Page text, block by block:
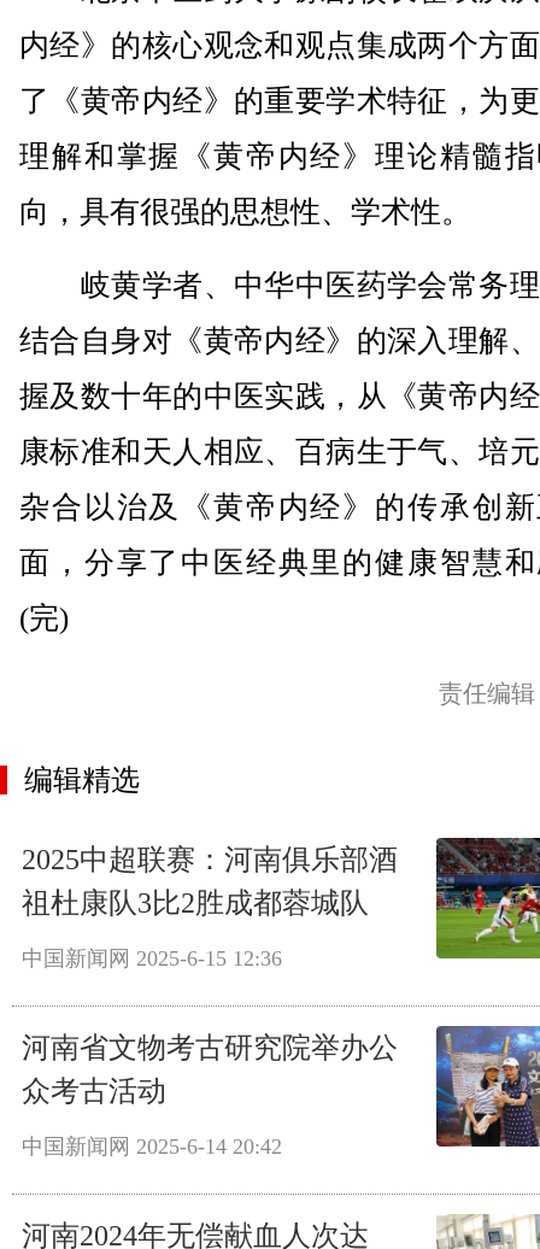
内经》的核心观念和观点集成两个方
了《黄帝内经》的重要学术特征，为
理解和掌握《黄帝内经》理论精髓
向，具有很强的思想性、学术性。
岐黄学者、中华中医药学会常务
结合自身对《黄帝内经》的深入理解
握及数十年的中医实践，从《黄帝内
康标准和天人相应、百病生于气、培
杂合以治及《黄帝内经》的传承创
面，分享了中医经典里的健康智慧
(完)
责任编
编辑精选
2025中超联赛：河南俱乐部酒
祖杜康队3比2胜成都蓉城队
中国新闻网 2025-6-15 12:36
河南省文物考古研究院举办公
众考古活动
中国新闻网 2025-6-14 20:42
河南2024年无偿献血人次达